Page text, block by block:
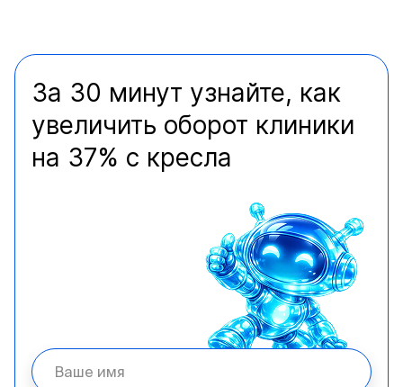
За 30 минут узнайте, как
увеличить оборот клиники
на 37% с кресла